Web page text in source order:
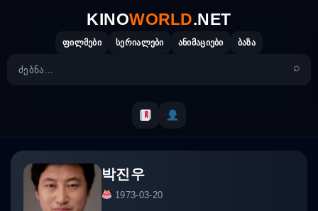
KINOWORLD.NET
ფილმები სერიალები ანიმაციები ბაზა
박진우
1973-03-20